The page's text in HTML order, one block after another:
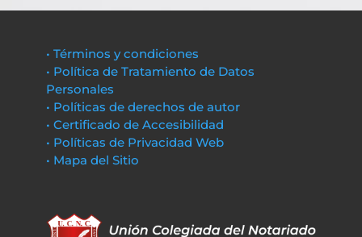
• Términos y condiciones
• Política de Tratamiento de Datos
Personales
• Políticas de derechos de autor
• Certificado de Accesibilidad
• Políticas de Privacidad Web
• Mapa del Sitio